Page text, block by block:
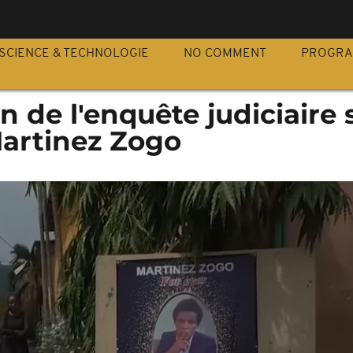
SCIENCE & TECHNOLOGIE NO COMMENT
de l'enquête judiciaire
Zogo